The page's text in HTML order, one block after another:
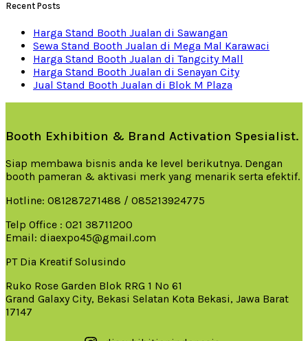
Recent Posts
Harga Stand Booth Jualan di Sawangan
Sewa Stand Booth Jualan di Mega Mal Karawaci
Harga Stand Booth Jualan di Tangcity Mall
Harga Stand Booth Jualan di Senayan City
Jual Stand Booth Jualan di Blok M Plaza
Booth Exhibition & Brand Activation Spesialist.
Siap membawa bisnis anda ke level berikutnya. Dengan
booth pameran & aktivasi merk yang menarik serta efektif.
Hotline: 081287271488 / 085213924775
Telp Office : 021 38711200
Email: diaexpo45@gmail.com
PT Dia Kreatif Solusindo
Ruko Rose Garden Blok RRG 1 No 61
Grand Galaxy City, Bekasi Selatan Kota Bekasi, Jawa Barat
17147